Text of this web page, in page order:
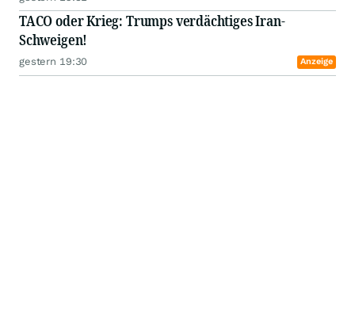
TACO oder Krieg: Trumps verdächtiges Iran-
Schweigen!
gestern 19:30 Anzeige